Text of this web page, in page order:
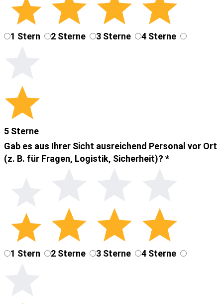
1 Stern 2 Sterne 3 Sterne 4 Sterne
5 Sterne
Gab es aus Ihrer Sicht ausreichend Personal vor Ort
(z. B. für Fragen, Logistik, Sicherheit)? *
1 Stern 2 Sterne 3 Sterne 4 Sterne